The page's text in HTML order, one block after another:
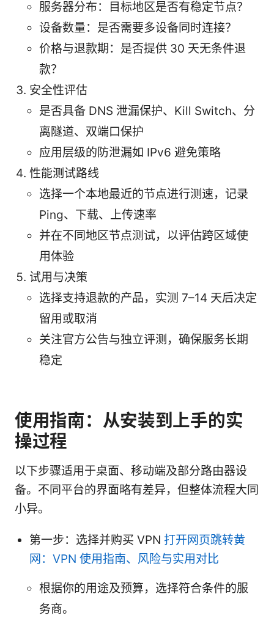
服务器分布：目标地区是否有稳定节点？
设备数量：是否需要多设备同时连接？
价格与退款期：是否提供 30 天无条件退
款？
安全性评估
是否具备 DNS 泄漏保护、Kill Switch、分
离隧道、双端口保护
应用层级的防泄漏如 IPv6 避免策略
性能测试路线
选择一个本地最近的节点进行测速，记录
Ping、下载、上传速率
并在不同地区节点测试，以评估跨区域使
用体验
试用与决策
选择支持退款的产品，实测 7–14 天后决定
留用或取消
关注官方公告与独立评测，确保服务长期
稳定
使用指南：从安装到上手的实
操过程
以下步骤适用于桌面、移动端及部分路由器设
备。不同平台的界面略有差异，但整体流程大同
小异。
第一步：选择并购买 VPN 打开网页跳转黄
网：VPN 使用指南、风险与实用对比
根据你的用途及预算，选择符合条件的服
务商。